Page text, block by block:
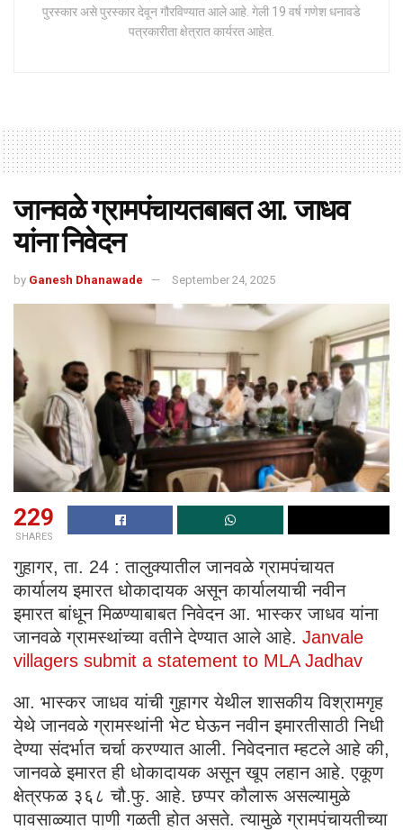
पुरस्कार असे पुरस्कार देवून गौरविण्यात आले आहे. गेली 19 वर्ष गणेश धनावडे
पत्रकारीता क्षेत्रात कार्यरत आहेत.
जानवळे ग्रामपंचायतबाबत आ. जाधव
यांना निवेदन
by Ganesh Dhanawade September 24, 2025
229
SHARES
गुहागर, ता. 24 : तालुक्यातील जानवळे ग्रामपंचायत
कार्यालय इमारत धोकादायक असून कार्यालयाची नवीन
इमारत बांधून मिळण्याबाबत निवेदन आ. भास्कर जाधव यांना
जानवळे ग्रामस्थांच्या वतीने देण्यात आले आहे. Janvale
villagers submit a statement to MLA Jadhav
आ. भास्कर जाधव यांची गुहागर येथील शासकीय विश्रामगृह
येथे जानवळे ग्रामस्थांनी भेट घेऊन नवीन इमारतीसाठी निधी
देण्या संदर्भात चर्चा करण्यात आली. निवेदनात म्हटले आहे की,
जानवळे इमारत ही धोकादायक असून खूप लहान आहे. एकूण
क्षेत्रफळ ३६८ चौ.फु. आहे. छप्पर कौलारू असल्यामुळे
पावसाळ्यात पाणी गळती होत असते. त्यामुळे ग्रामपंचायतीच्या